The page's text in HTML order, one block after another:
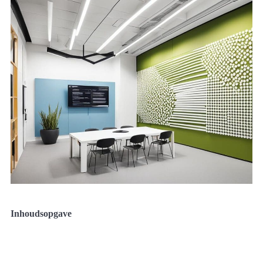
Inhoudsopgave